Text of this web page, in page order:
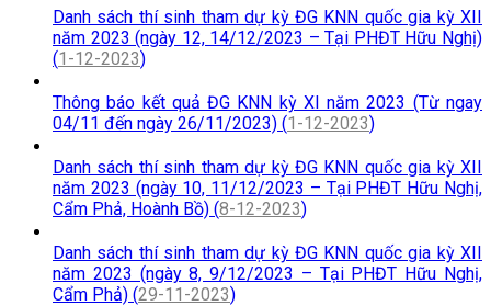
Danh sách thí sinh tham dự kỳ ĐG KNN quốc gia kỳ XII
năm 2023 (ngày 12, 14/12/2023 – Tại PHĐT Hữu Nghị)
(1-12-2023)
Thông báo kết quả ĐG KNN kỳ XI năm 2023 (Từ ngay
04/11 đến ngày 26/11/2023) (1-12-2023)
Danh sách thí sinh tham dự kỳ ĐG KNN quốc gia kỳ XII
năm 2023 (ngày 10, 11/12/2023 – Tại PHĐT Hữu Nghị,
Cẩm Phả, Hoành Bồ) (8-12-2023)
Danh sách thí sinh tham dự kỳ ĐG KNN quốc gia kỳ XII
năm 2023 (ngày 8, 9/12/2023 – Tại PHĐT Hữu Nghị,
Cẩm Phả) (29-11-2023)